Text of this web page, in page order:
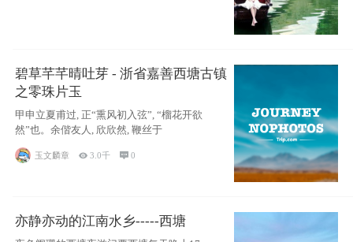
碧草芊芊晴吐芽 - 浙省嘉善西塘古镇
之零珠片玉
甲申立夏甫过, 正“熏风初入弦”, “榴花开欲
然”也。余偕友人, 欣欣然, 鞭丝于
玉文麟章  3.0千 0
亦静亦动的江南水乡-----西塘